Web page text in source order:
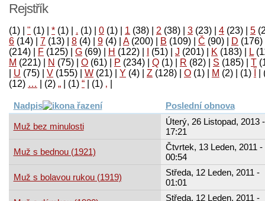
Rejstřík
(1) " (1) * (1) . (1) 0 (1) 1 (38) 2 (38) 3 (23) 4 (23) 5
6 (14) 7 (13) 8 (4) 9 (4) A(200) B (109) Č (90) D (176)
(214)
F (125) G (69) H (122) (51) J (201) K (183) L
M (221) N (75) O (61) P (234) Q (1) R (82) S (185) T
U (75) V (155) W (21) Y (4) Z (128) Ο (1) М (2)
(1)
‚
(1)
“
(1)
„
(2)
…
(12)
Nadpis Poslední obnova
Muž bez minulosti
Úterý, 26 Listopad, 2013 -
17:21
Muž s bednou (1921)
Čtvrtek, 13 Leden, 2011 -
00:54
Muž s bolavou rukou (1919)
Středa, 12 Leden, 2011 -
01:01
Středa, 12 Leden, 2011 -